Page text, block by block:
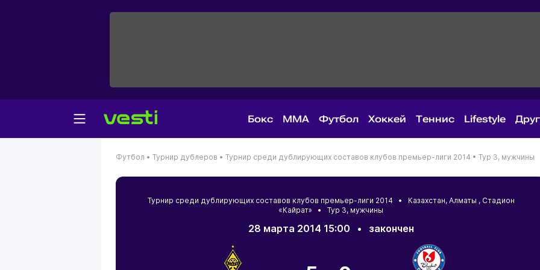
Бокс MMA Футбол Хоккей Теннис Lifestyle
Футбол • Турнир дублеров • Турнир среди дублирующих составов клубов премьер-лиги 2014 • Тур 3, мужчины
Турнир среди дублирующих составов клубов премьер-лиги 2014 • Казахстан, Алматы , Стадион
«Кайрат» • Тур 3, мужчины
28 марта 2014 15:00 • закончен